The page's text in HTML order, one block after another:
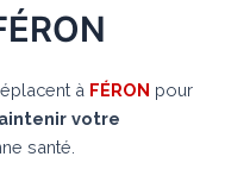
à FÉRON pour
votre
santé.